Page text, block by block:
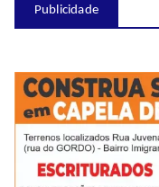
Publicidade